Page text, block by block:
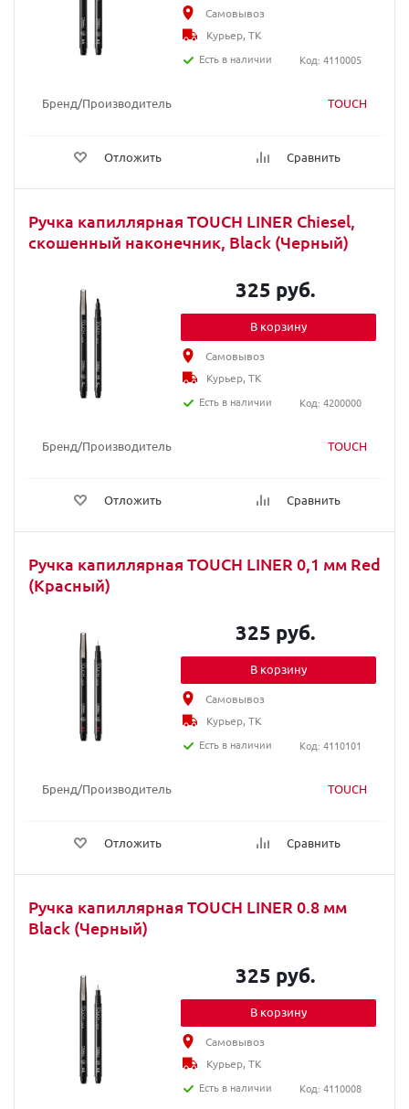
Бренд/Производитель TOUCH
Отложить Сравнить
Самовывоз
Курьер, ТК
Есть в наличии
Код: 4110005
Ручка капиллярная TOUCH LINER Chiesel,
скошенный наконечник, Black (Черный)
Бренд/Производитель TOUCH
Отложить Сравнить
325 руб.
В корзину
Самовывоз
Курьер, ТК
Есть в наличии
Код: 4200000
Ручка капиллярная TOUCH LINER 0,1 мм Red
(Красный)
Бренд/Производитель TOUCH
Отложить Сравнить
325 руб.
В корзину
Самовывоз
Курьер, ТК
Есть в наличии
Код: 4110101
Ручка капиллярная TOUCH LINER 0.8 мм
Black (Черный)
325 руб.
В корзину
Самовывоз
Курьер, ТК
Есть в наличии
Код: 4110008